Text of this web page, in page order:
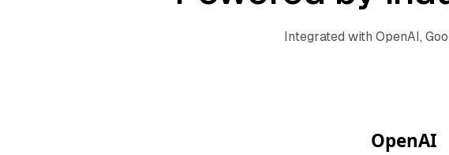
Integrated with OpenAI,